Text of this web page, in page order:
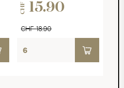
CHF 15.90
CHF 18.90